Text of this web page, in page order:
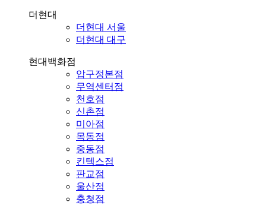
더현대
더현대 서울
더현대 대구
현대백화점
압구정본점
무역센터점
천호점
신촌점
미아점
목동점
중동점
킨텍스점
판교점
울산점
충청점